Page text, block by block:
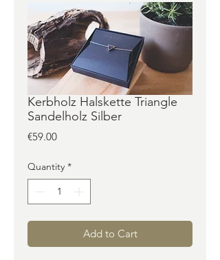
Kerbholz Halskette Triangle
Sandelholz Silber
€59.00Price
Quantity *
Add to Cart